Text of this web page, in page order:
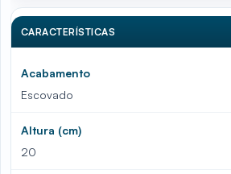
CARACTERÍSTICAS
Acabamento
Escovado
Altura (cm)
20